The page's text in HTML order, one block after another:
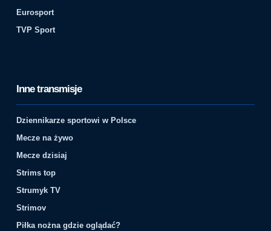
Eurosport
TVP Sport
Inne transmisje
Dziennikarze sportowi w Polsce
Mecze na żywo
Mecze dzisiaj
Strims top
Strumyk TV
Strimov
Piłka nożna gdzie oglądać?